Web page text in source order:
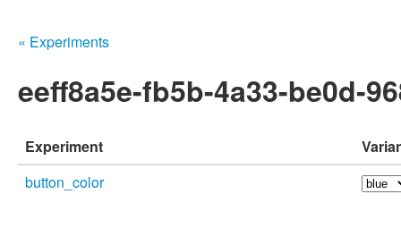
« Experiments
eeff8a5e-fb5b-4a33-be0d-
Experiment
button_color